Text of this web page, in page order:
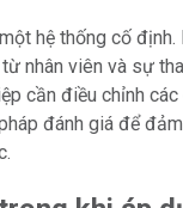
hệ thống cố định.
nhân viên và sự
cần điều chỉnh
đánh giá để